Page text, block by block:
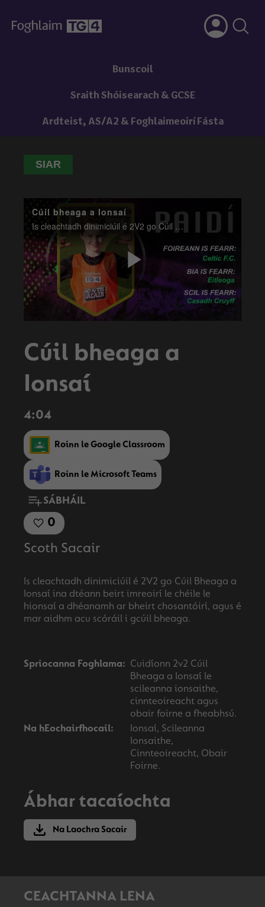
Bunscoil
Sraith Shóisearach & GCSE
Ardteist, AS/A2 & Foghlaimeoirí Fásta
SIAR
Cúil bheaga a Ionsaí
Is cleachtadh dinimiciúil é 2V2 go Cúil Bheaga a Ionsaí ina dtéann beirt imreoirí le chéile le hionsaí a dhéanamh ar bheirt chosantóirí, agus é mar aidhm acu scóráil i gcúil bheaga.
Play
Video
Cúil bheaga a
Ionsaí
4:04
Roinn le Google Classroom
Roinn le Microsoft Teams
SÁBHÁIL
0
Scoth Sacair
Is cleachtadh dinimiciúil é 2V2 go Cúil Bheaga a
Ionsaí ina dtéann beirt imreoirí le chéile le
hionsaí a dhéanamh ar bheirt chosantóirí, agus é
mar aidhm acu scóráil i gcúil bheaga.
Spriocanna Foghlama: Cuidíonn 2v2 Cúil
Bheaga a Ionsaí le
scileanna ionsaithe,
cinnteoireacht agus
obair foirne a fheabhsú.
Na hEochairfhocail:
Ionsaí, Scileanna
Ionsaithe,
Cinnteoireacht, Obair
Foirne.
Ábhar tacaíochta
Na Laochra Sacair
CEACHTANNA LENA